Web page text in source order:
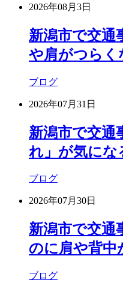
2026年08月3日
新潟市で交通
や肩がつらく
ブログ
2026年07月31日
新潟市で交通
れ」が気にな
ブログ
2026年07月30日
新潟市で交通
のに肩や背中
ブログ